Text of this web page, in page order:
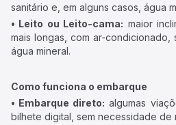
sanitário e, em alguns casos, água
• Leito ou Leito-cama: maior
mais longas, com ar-condicionado,
água mineral.
Como funciona o embarque
• Embarque direto: algumas
bilhete digital, sem necessidade de